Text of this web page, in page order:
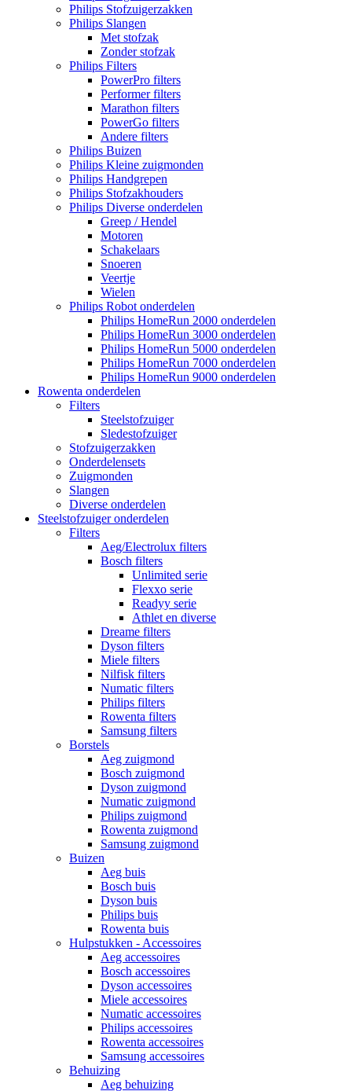
Philips Stofzuigerzakken
Philips Slangen
Met stofzak
Zonder stofzak
Philips Filters
PowerPro filters
Performer filters
Marathon filters
PowerGo filters
Andere filters
Philips Buizen
Philips Kleine zuigmonden
Philips Handgrepen
Philips Stofzakhouders
Philips Diverse onderdelen
Greep / Hendel
Motoren
Schakelaars
Snoeren
Veertje
Wielen
Philips Robot onderdelen
Philips HomeRun 2000 onderdelen
Philips HomeRun 3000 onderdelen
Philips HomeRun 5000 onderdelen
Philips HomeRun 7000 onderdelen
Philips HomeRun 9000 onderdelen
Rowenta onderdelen
Filters
Steelstofzuiger
Sledestofzuiger
Stofzuigerzakken
Onderdelensets
Zuigmonden
Slangen
Diverse onderdelen
Steelstofzuiger onderdelen
Filters
Aeg/Electrolux filters
Bosch filters
Unlimited serie
Flexxo serie
Readyy serie
Athlet en diverse
Dreame filters
Dyson filters
Miele filters
Nilfisk filters
Numatic filters
Philips filters
Rowenta filters
Samsung filters
Borstels
Aeg zuigmond
Bosch zuigmond
Dyson zuigmond
Numatic zuigmond
Philips zuigmond
Rowenta zuigmond
Samsung zuigmond
Buizen
Aeg buis
Bosch buis
Dyson buis
Philips buis
Rowenta buis
Hulpstukken - Accessoires
Aeg accessoires
Bosch accessoires
Dyson accessoires
Miele accessoires
Numatic accessoires
Philips accessoires
Rowenta accessoires
Samsung accessoires
Behuizing
Aeg behuizing